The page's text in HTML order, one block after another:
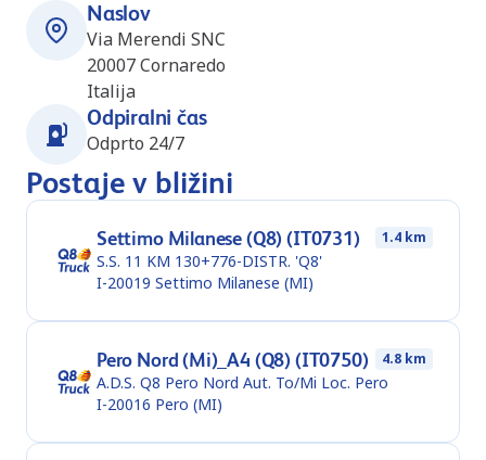
Naslov
Via Merendi SNC
20007Cornaredo
Italija
Odpiralni čas
Odprto 24/7
Postaje v bližini
Settimo Milanese (Q8) (IT0731) 1.4 km
S.S. 11 KM 130+776-DISTR. 'Q8'
I-20019 Settimo Milanese (MI)
Pero Nord (Mi)_A4 (Q8) (IT0750) 4.8 km
A.D.S. Q8 Pero Nord Aut. To/Mi Loc. Pero
I-20016 Pero (MI)